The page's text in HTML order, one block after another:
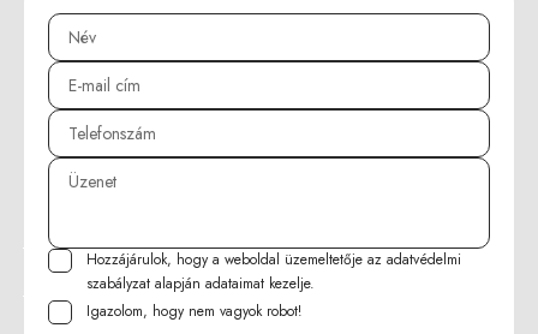
Hozzájárulok, hogy a weboldal üzemeltetője az adatvédelmi
szabályzat alapján adataimat kezelje.
Igazolom, hogy nem vagyok robot!